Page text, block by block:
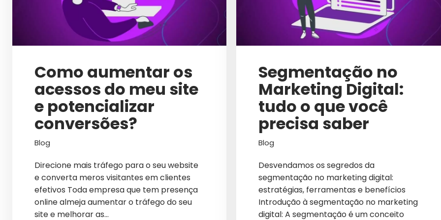
GESTÃO
GESTÃO DE MARCA
GESTÃO DE REDES
GESTÃO DE SITES
GLOBAL
GOOGLE ADS 2026
GTM GO TO MARKET
IA
INBOUND MARKETING
Como aumentar os
acessos do meu site
e potencializar
conversões?
Blog
Direcione mais tráfego para o seu website
e converta meros visitantes em clientes
efetivos Toda empresa que tem presença
online almeja aumentar o tráfego do seu
site e melhorar as…
Segmentação no
Marketing Digital:
tudo o que você
precisa saber
Blog
Desvendamos os segredos da
segmentação no marketing digital:
estratégias, ferramentas e benefícios
Introdução à segmentação no marketing
digital: A segmentação é um conceito